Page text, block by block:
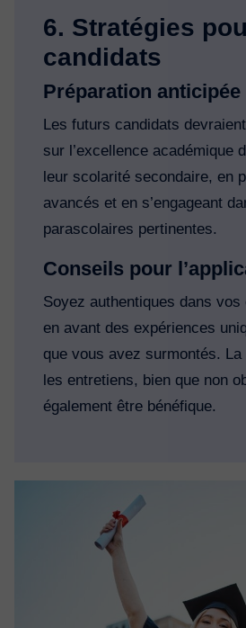
6. Stratégies
candidats
Préparation anticipée
Les futurs candidats
sur l’excellence académique
leur scolarité secondaire, en
avancés et en s’engageant
parascolaires pertinentes.
Conseils pour
Soyez authentiques dans
en avant des expériences
que vous avez surmontés.
les entretiens, bien que non
également être bénéfique.